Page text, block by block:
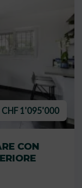
CHF 1'095'000
CON